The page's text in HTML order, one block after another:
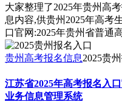
大家整理了2025年贵州高
息内容,供贵州2025年高考
口官网:2025年贵州省普通
贵州高考报名信息2025贵
江苏省2025年高考报名入
业务信息管理系统